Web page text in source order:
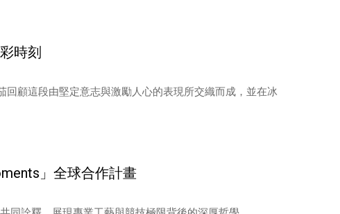
時刻
顧這段由堅定意志與激勵人心的表現所交織而成，並在冰
」全球合作計畫